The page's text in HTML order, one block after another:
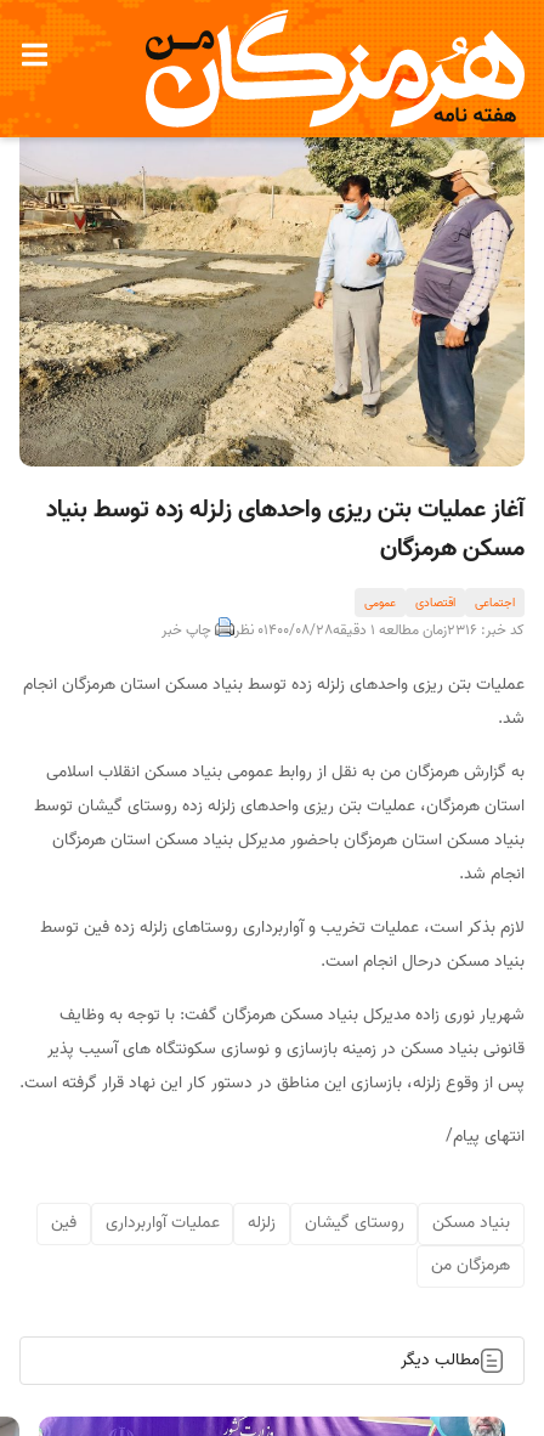
آغاز عمليات بتن ريزی واحدهای زلزله زده توسط بنياد
مسكن هرمزگان
اجتماعی اقتصادی عمومی
کد خبر: 2316 زمان مطالعه 1 دقیقه 1400/08/280 نظر چاپ خبر
عملیات بتن ریزی واحدهای زلزله زده توسط بنیاد مسکن استان هرمزگان انجام
شد.
به گزارش هرمزگان من به نقل از روابط عمومی بنیاد مسکن انقلاب اسلامی
استان هرمزگان، عملیات بتن ریزی واحدهای زلزله زده روستای گیشان توسط
بنیاد مسکن استان هرمزگان باحضور مدیرکل بنیاد مسکن استان هرمزگان
انجام شد.
لازم بذکر است، عملیات تخریب و آواربرداری روستاهای زلزله زده فین توسط
بنیاد مسکن درحال انجام است.
شهریار نوری زاده مدیرکل بنیاد مسکن هرمزگان گفت: با توجه به وظایف
قانونی بنیاد مسکن در زمینه بازسازی و نوسازی سکونتگاه های آسیب پذیر
پس از وقوع زلزله، بازسازی این مناطق در دستور کار این نهاد قرار گرفته است.
انتهای پیام/
بنیاد مسکن روستای گیشان زلزله عملیات آواربرداری
فین
هرمزگان من
مطالب دیگر